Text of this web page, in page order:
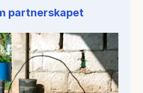
partnerskapet